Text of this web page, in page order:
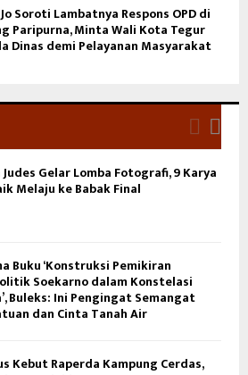
Soroti Lambatnya Respons OPD di
Paripurna, Minta Wali Kota Tegur
Dinas demi Pelayanan Masyarakat
Judes Gelar Lomba Fotografi, 9 Karya
Melaju ke Babak Final
Buku ‘Konstruksi Pemikiran
Soekarno dalam Konstelasi
Buleks: Ini Pengingat Semangat
dan Cinta Tanah Air
Kebut Raperda Kampung Cerdas,